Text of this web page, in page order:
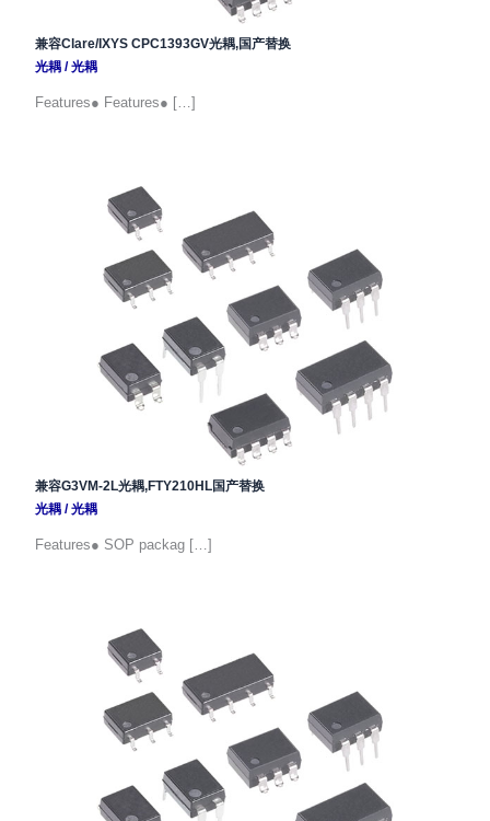
兼容Clare/IXYS CPC1393GV光耦,国产替换
光耦/光耦
Features● Features● […]
兼容G3VM-2L光耦,FTY210HL国产替换
光耦/光耦
Features● SOP packag […]